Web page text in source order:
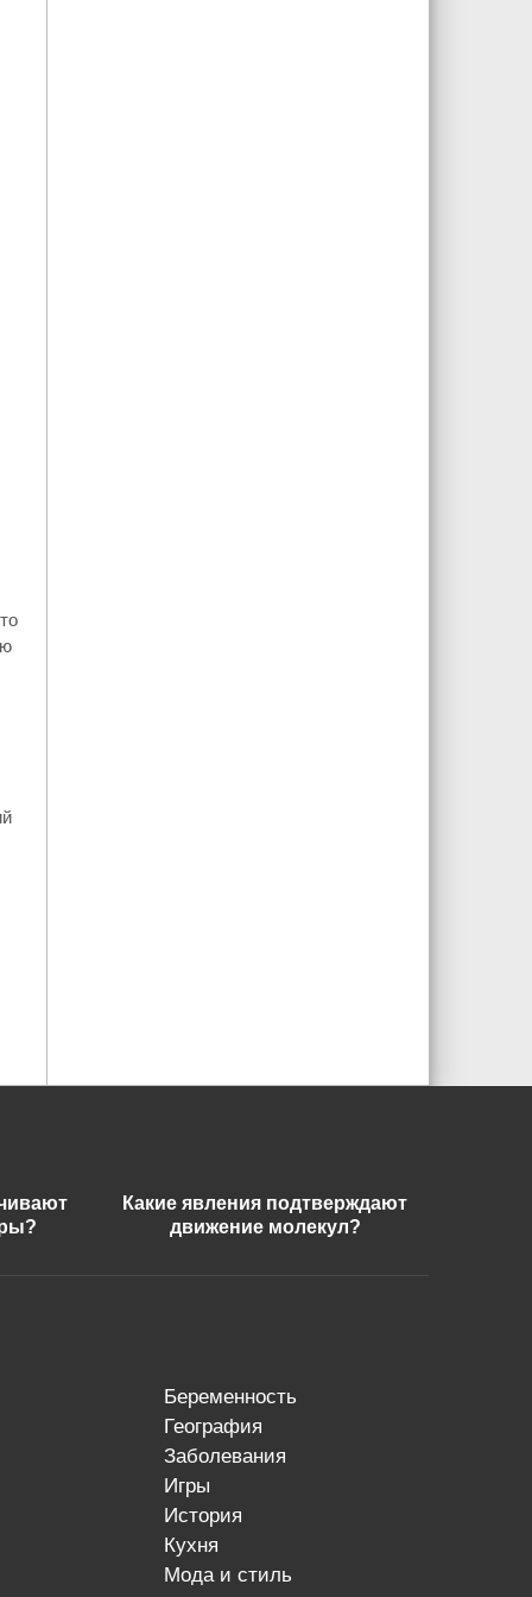
Какие явления подтверждают
движение молекул?
беременность
география
заболевания
игры
история
кухня
мода и стиль